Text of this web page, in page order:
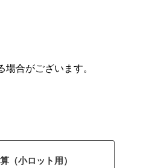
合がございます。
（小ロット用）